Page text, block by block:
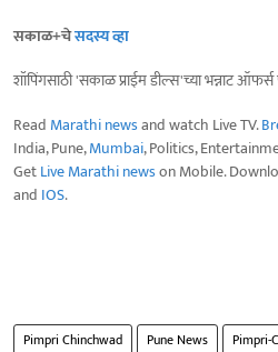
सकाळ+चेसदस्य व्हा
शॉपिंगसाठी 'सकाळ प्राईम डील्स'च्या भन्नाट ऑफर्स
Read Marathi newsand watch Live TV.
India, Pune,Mumbai, Politics,
GetLive Marathi newson Mobile.
and IOS.
Pimpri Chinchwad Pune News Pimpri-